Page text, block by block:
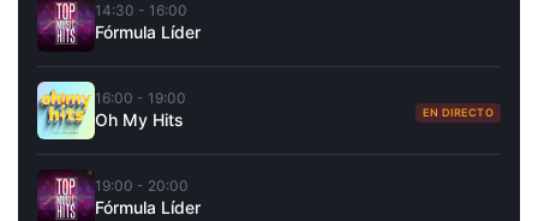
14:30 - 16:00
Fórmula Líder
16:00 - 19:00
Oh My Hits EN DIRECTO
19:00 - 20:00
Fórmula Líder